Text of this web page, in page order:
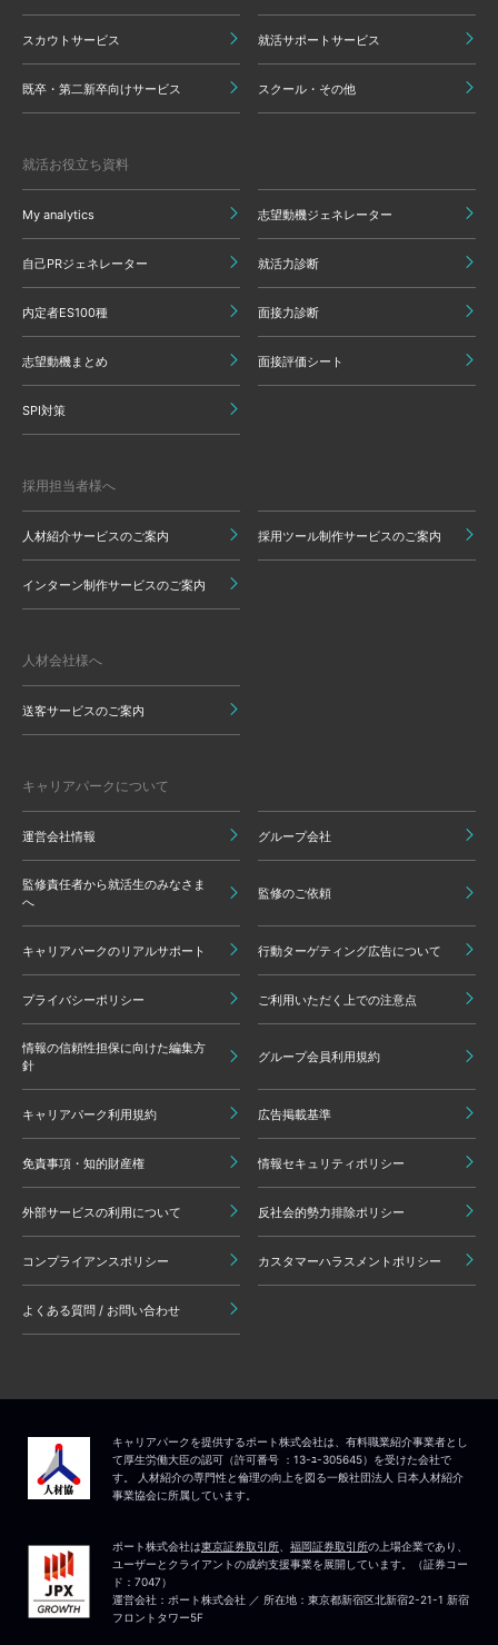
スカウトサービス 就活サポートサービス
既卒・第二新卒向けサービス スクール・その他
就活お役立ち資料
My analytics 志望動機ジェネレーター
自己PRジェネレーター 就活力診断
内定者ES100種 面接力診断
志望動機まとめ 面接評価シート
SPI対策
採用担当者様へ
人材紹介サービスのご案内 採用ツール制作サービスのご案内
インターン制作サービスのご案内
人材会社様へ
送客サービスのご案内
キャリアパークについて
運営会社情報 グループ会社
監修責任者から就活生のみなさま
へ
監修のご依頼
キャリアパークのリアルサポート 行動ターゲティング広告について
プライバシーポリシー ご利用いただく上での注意点
情報の信頼性担保に向けた編集方
針
グループ会員利用規約
キャリアパーク利用規約 広告掲載基準
免責事項・知的財産権 情報セキュリティポリシー
外部サービスの利用について 反社会的勢力排除ポリシー
コンプライアンスポリシー カスタマーハラスメントポリシー
よくある質問 / お問い合わせ